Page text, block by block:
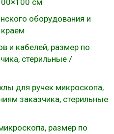
см
оборудования и
и кабелей, размер по
стерильные /
для ручек микроскопа,
заказчика, стерильные
размер по